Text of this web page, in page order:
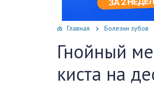
Главная Болезни зубов
Гнойный
киста на